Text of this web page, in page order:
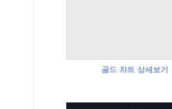
골드 챠트 상세보기